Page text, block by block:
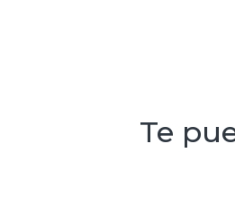
Te